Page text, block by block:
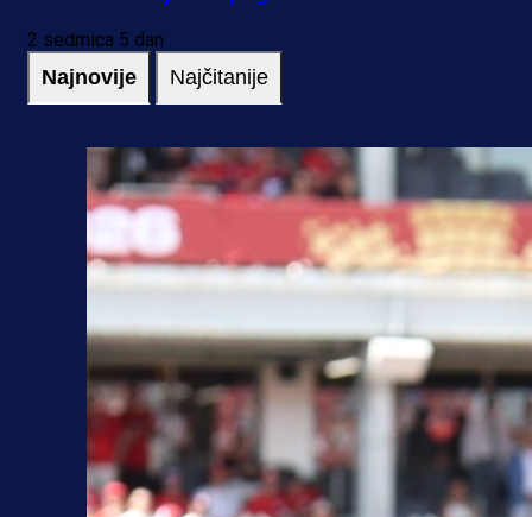
2 sedmica 5 dan
Najnovije Najčitanije